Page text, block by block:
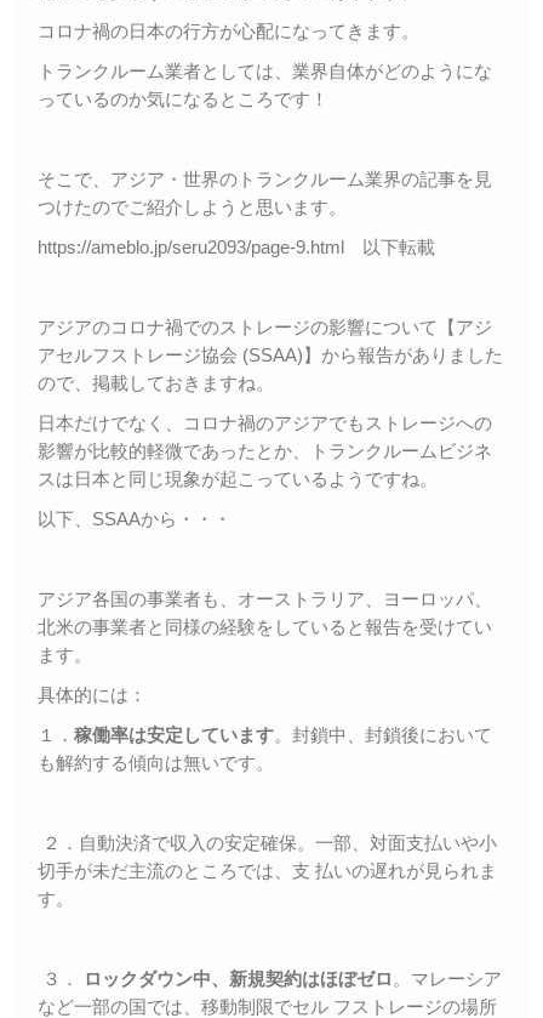
コロナ禍の日本の行方が心配になってきます。
トランクルーム業者としては、業界自体がどのようにな
っているのか気になるところです！
そこで、アジア・世界のトランクルーム業界の記事を見
つけたのでご紹介しようと思います。
https://ameblo.jp/seru2093/page-9.html 以下転載
アジアのコロナ禍でのストレージの影響について【アジ
アセルフストレージ協会 (SSAA)】から報告がありました
ので、掲載しておきますね。
日本だけでなく、コロナ禍のアジアでもストレージへの
影響が比較的軽微であったとか、トランクルームビジネ
スは日本と同じ現象が起こっているようですね。
以下、SSAAから・・・
アジア各国の事業者も、オーストラリア、ヨーロッパ、
北米の事業者と同様の経験をしていると報告を受けてい
ます。
具体的には：
１． 稼働率は安定しています。封鎖中、封鎖後において
も解約する傾向は無いです。
２．自動決済で収入の安定確保。一部、対面支払いや小
切手が未だ主流のところでは、支 払いの遅れが見られま
す。
３． ロックダウン中、新規契約はほぼゼロ 。マレーシア
など一部の国では、移動制限でセル フストレージの場所